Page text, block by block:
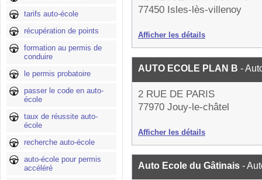
tarifs auto-école
récupération de points
formation au permis de
conduire
le permis probatoire
passer le code en auto-
école
taux de réussite auto-
école
recherche auto-école
auto-école pour permis
accéléré
77450 Isles-lès-villenoy
Afficher les détails
AUTO ECOLE PLAN B -
2 RUE DE PARIS
77970 Jouy-le-châtel
Afficher les détails
Auto Ecole du Gâtinais -